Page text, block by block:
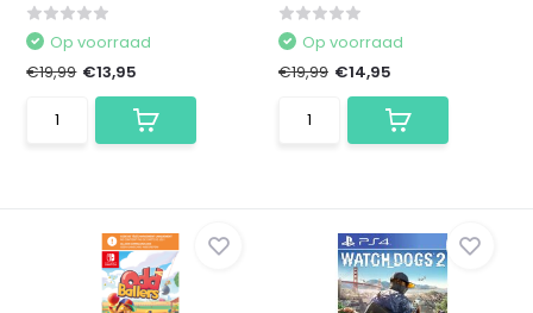
Op voorraad
€19,99 €13,95
Op voorraad
€19,99 €14,95